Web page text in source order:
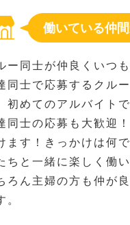
働いている仲
ー同士が仲良くいつ
同士で応募するクル
初めてのアルバイト
同士の応募も大歓迎
ます！きっかけは何
ちと一緒に楽しく働
ろん主婦の方も仲が
。